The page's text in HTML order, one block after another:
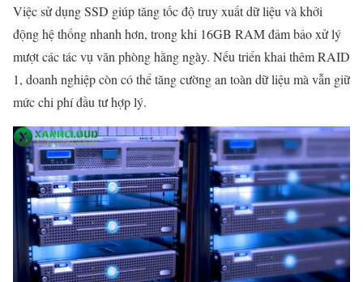
Việc sử dụng SSD giúp tăng tốc độ truy xuất dữ liệu và khởi
động hệ thống nhanh hơn, trong khi 16GB RAM đảm bảo xử lý
mượt các tác vụ văn phòng hằng ngày. Nếu triển khai thêm RAID
1, doanh nghiệp còn có thể tăng cường an toàn dữ liệu mà vẫn giữ
mức chi phí đầu tư hợp lý.